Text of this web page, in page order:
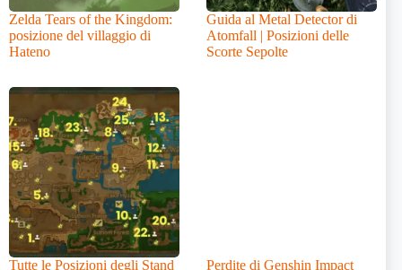
Zelda Tears of the Kingdom:
posizione del villaggio di
Hateno
Guida al Metal Detector di
Atomfall | Posizioni delle
Scorte Sepolte
Tutte le Posizioni degli Stand Perdite di Genshin Impact